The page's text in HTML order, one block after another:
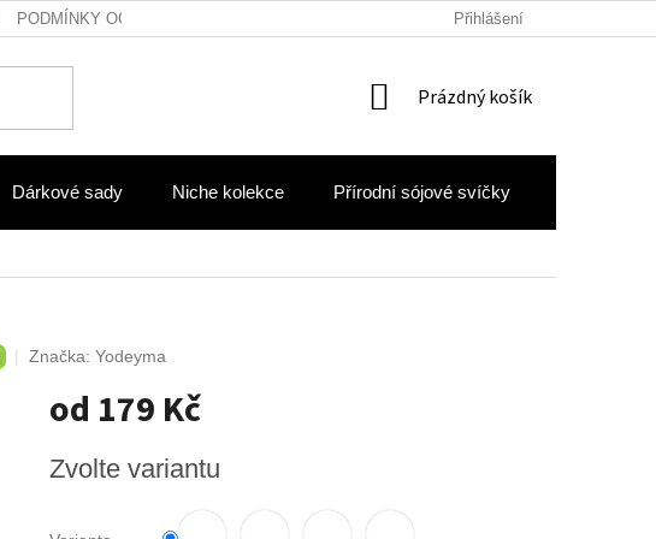
PODMÍNKY OCHRANY OSOBNÍCH ÚDAJŮ Přihlášení
NÁKUPNÍ
Prázdný košík
Dárkové sady Niche kolekce Přírodní sójové svíčky
Značka: Yodeyma
od 179 Kč
cena:
Zvolte variantu